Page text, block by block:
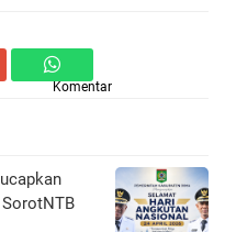
Komentar